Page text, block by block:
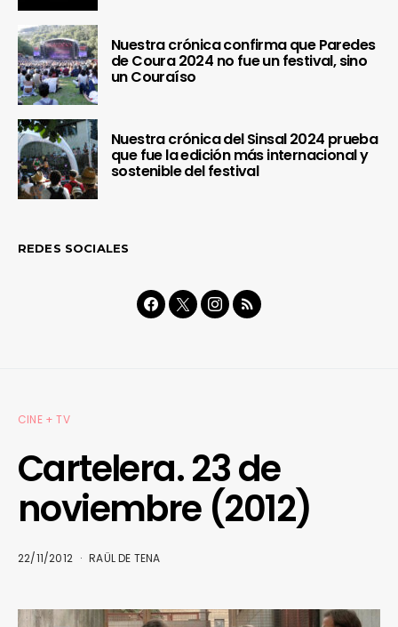
Nuestra crónica confirma que Paredes
de Coura 2024 no fue un festival, sino
un Couraíso
Nuestra crónica del Sinsal 2024 prueba
que fue la edición más internacional y
sostenible del festival
REDES SOCIALES
CINE + TV
Cartelera. 23 de
noviembre (2012)
22/11/2012 RAÜL DE TENA